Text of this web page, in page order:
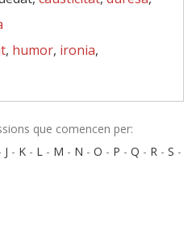
, humor, ironia,
que comencen per:
J - K - L - M - N - O - P - Q - R - S -